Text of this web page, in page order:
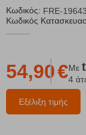
Κωδικός: FRE-19643
Κωδικός
Εξέλιξη τιμής
54,90€Με
4